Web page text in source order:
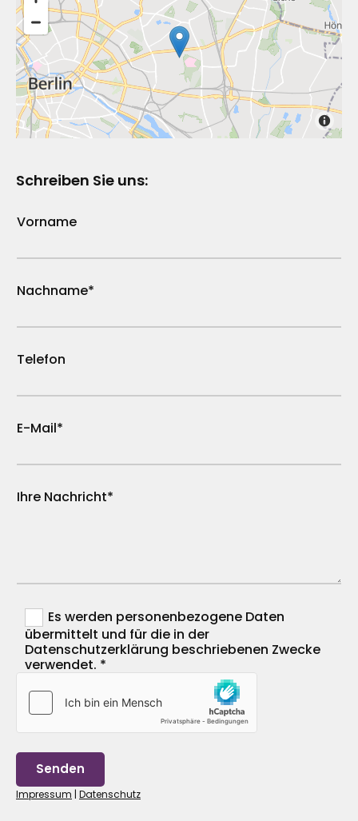
Schreiben Sie uns:
Vorname
Nachname*
Telefon
E-Mail*
Ihre Nachricht*
Es werden personenbezogene Daten
übermittelt und für die in der
Datenschutzerklärung beschriebenen Zwecke
verwendet. *
Impressum | Datenschutz